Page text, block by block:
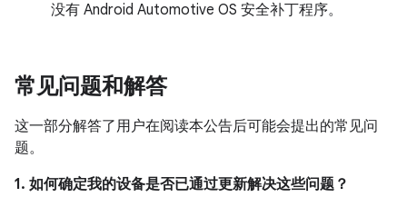
没有 Android Automotive OS 安全补丁程序。
常见问题和解答
这一部分解答了用户在阅读本公告后可能会提出的常见问
题。
1. 如何确定我的设备是否已通过更新解决这些问题？